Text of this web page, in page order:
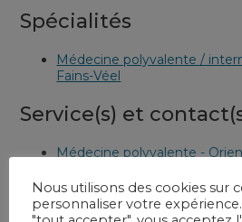
Spécialités
Médecine polyvalente /
Fains-Véel
Service(s) et
Médecine polyvalente -
Nous utilisons des cookies sur
personnaliser votre